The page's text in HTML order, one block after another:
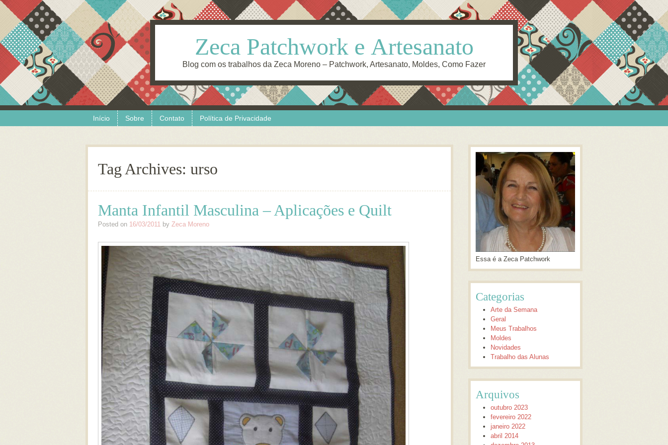
Zeca Patchwork e Artesanato
Blog com os trabalhos da Zeca Moreno – Patchwork, Artesanato, Moldes, Como Fazer
Menu Início Sobre Contato Política de Privacidade
Tag Archives: urso
Manta Infantil Masculina – Aplicações e Quilt
Posted on 16/03/2011 by Zeca Moreno
Essa é a Zeca Patchwork
Categorias
Arte da Semana
Geral
Meus Trabalhos
Moldes
Novidades
Trabalho das Alunas
Arquivos
outubro 2023
fevereiro 2022
janeiro 2022
abril 2014